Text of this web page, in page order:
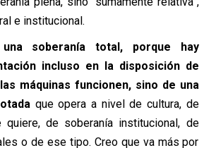
e institucional.
soberanía total, porque hay
incluso en la disposición de
máquinas funcionen, sino de una
que opera a nivel de cultura, de
de soberanía institucional, de
o de ese tipo. Creo que va más por